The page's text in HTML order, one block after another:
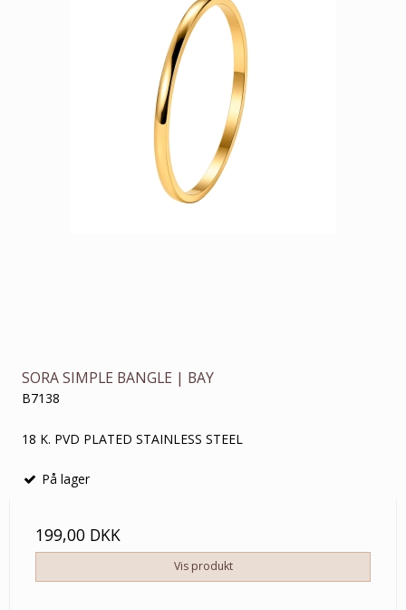
SORA SIMPLE BANGLE | BAY
B7138
18 K. PVD PLATED STAINLESS STEEL
På lager
199,00 DKK
Vis produkt